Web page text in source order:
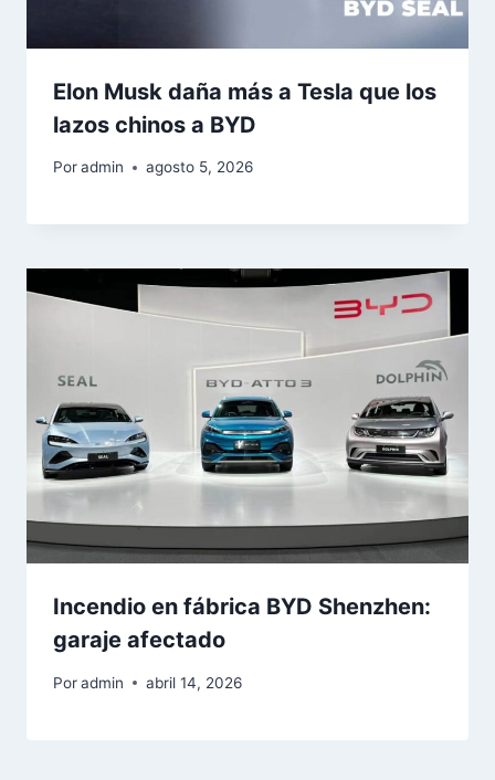
Elon Musk daña más a Tesla que los
lazos chinos a BYD
Poradmin agosto 5, 2026
Incendio en fábrica BYD Shenzhen:
garaje afectado
Poradmin abril 14, 2026